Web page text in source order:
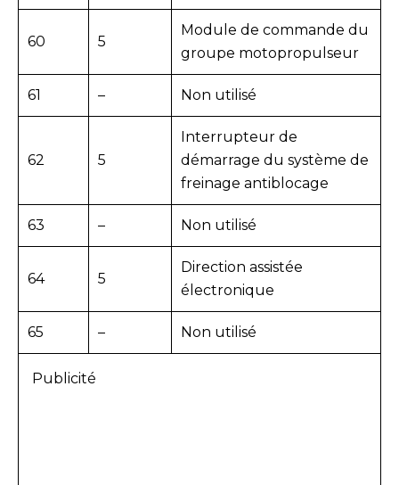
60 5
Module de commande du
groupe motopropulseur
61 – Non utilisé
62 5
Interrupteur de
démarrage du système de
freinage antiblocage
63 – Non utilisé
64 5
Direction assistée
électronique
65 – Non utilisé
Publicité